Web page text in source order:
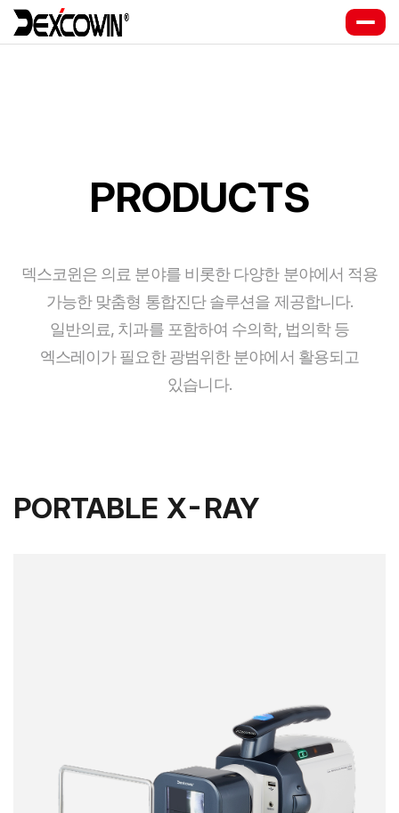
PRODUCTS
덱스코윈은 의료 분야를 비롯한 다양한 분야에서 적용
가능한 맞춤형 통합진단 솔루션을 제공합니다.
일반의료, 치과를 포함하여 수의학, 법의학 등
엑스레이가 필요한 광범위한 분야에서 활용되고
있습니다.
PORTABLE X-RAY